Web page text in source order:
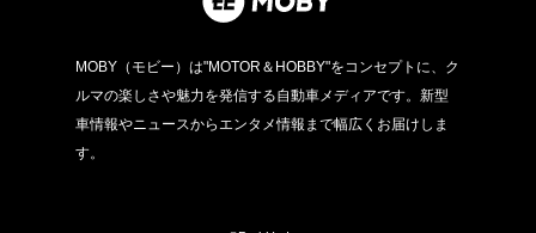
MOBY（モビー）は"MOTOR＆HOBBY"をコンセプトに、ク
ルマの楽しさや魅力を発信する自動車メディアです。新型
車情報やニュースからエンタメ情報まで幅広くお届けしま
す。